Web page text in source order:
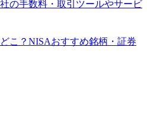
の手数料・取引ツールやサービ
こ？NISAおすすめ銘柄・証券